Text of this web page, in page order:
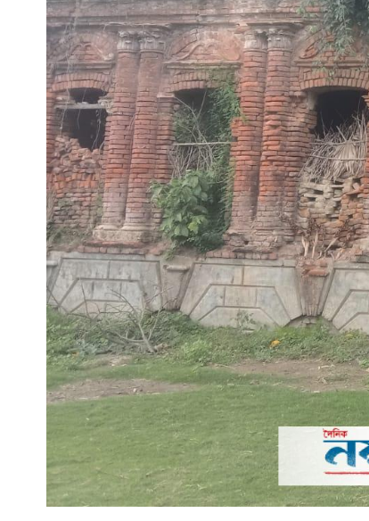
সারাদেশ
সাতক্ষীরা সদর
আশাশুনি
দেবহাটা তালা
কালিগঞ্জ